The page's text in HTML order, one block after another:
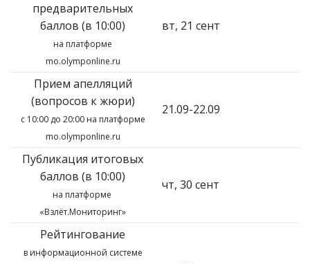
предварительных
баллов (в 10:00)
на платформе
mo.olymponline.ru
вт, 21 сент
Прием апелляций
(вопросов к жюри)
с 10:00 до 20:00 на платформе
mo.olymponline.ru
21.09-22.09
Публикация итоговых
баллов (в 10:00)
на платформе
«Взлёт.Мониторинг»
чт, 30 сент
Рейтингование
в информационной системе